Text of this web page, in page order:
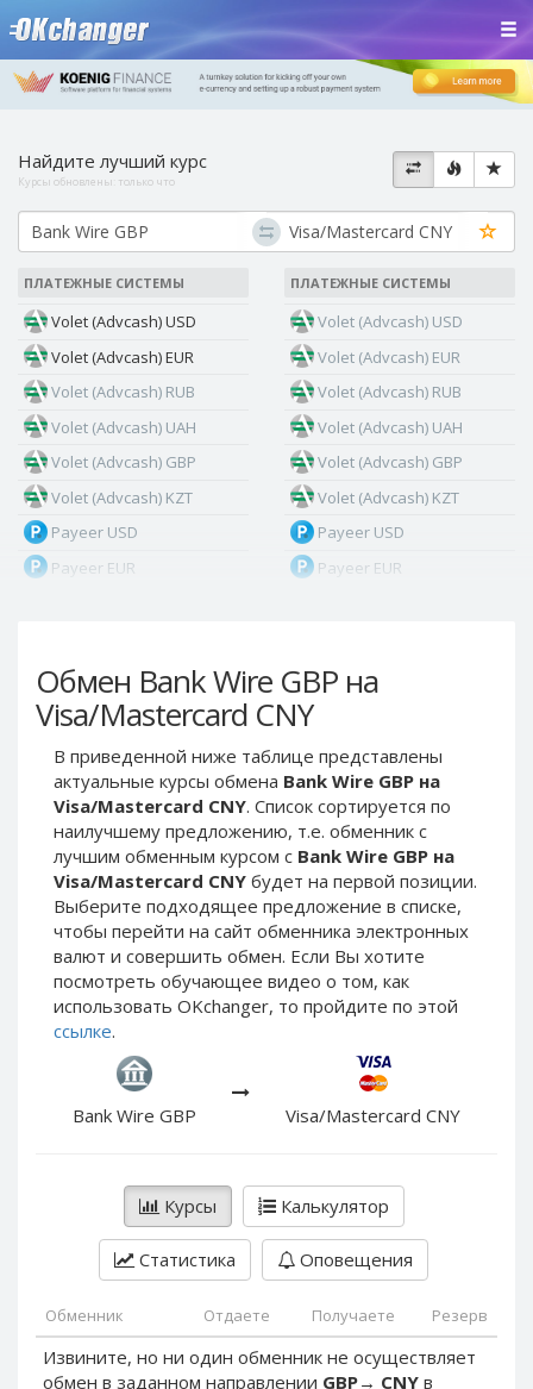
Обмен Bank Wire GBP на
Visa/Mastercard CNY
В приведенной ниже таблице представлены
актуальные курсы обмена Bank Wire GBP на
Visa/Mastercard CNY. Список сортируется по
наилучшему предложению, т.е. обменник с
лучшим обменным курсом с Bank Wire GBP на
Visa/Mastercard CNY будет на первой позиции.
Выберите подходящее предложение в списке,
чтобы перейти на сайт обменника электронных
валют и совершить обмен. Если Вы хотите
посмотреть обучающее видео о том, как
использовать OKchanger, то пройдите по этой
ссылке.
Bank Wire GBP Visa/Mastercard CNY
Курсы Калькулятор
Статистика Оповещения
Обменник Отдаете Получаете Резерв
Извините, но ни один обменник не осуществляет
обмен в заданном направлении GBP→ CNY в
Найдите лучший курс
Курсы обновлены: только что
ПЛАТЕЖНЫЕ СИСТЕМЫ
Volet (Advcash) USD
Volet (Advcash) EUR
Volet (Advcash) RUB
Volet (Advcash) UAH
Volet (Advcash) GBP
Volet (Advcash) KZT
Payeer USD
Payeer EUR
Payeer Tether ERC20
(USDT)
Payeer UAH
ЮMoney RUB
ЮMoney KZT
PayPal USD
PayPal EUR
PayPal GBP
PayPal CAD
PayPal AUD
PayPal RUB
PayPal CZK
PayPal DKK
PayPal HKD
PayPal NZD
PayPal NOK
PayPal PLN
PayPal SEK
PayPal CHF
ПЛАТЕЖНЫЕ СИСТЕМЫ
Volet (Advcash) USD
Volet (Advcash) EUR
Volet (Advcash) RUB
Volet (Advcash) UAH
Volet (Advcash) GBP
Volet (Advcash) KZT
Payeer USD
Payeer EUR
Payeer Tether ERC20
(USDT)
ЮMoney RUB
ЮMoney KZT
PayPal USD
PayPal EUR
PayPal GBP
PayPal CAD
PayPal AUD
PayPal RUB
PayPal DKK
PayPal HKD
PayPal NZD
PayPal NOK
PayPal PLN
PayPal SEK
PayPal CHF